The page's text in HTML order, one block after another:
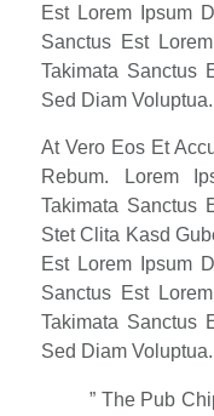
Est Lorem Ipsum
Sanctus Est
Takimata Sanctus
Sed Diam Voluptua.
At Vero Eos Et
Rebum. Lorem
Takimata Sanctus
Stet Clita Kasd
Est Lorem Ipsum
Sanctus Est
Takimata Sanctus
Sed Diam Voluptua.
” The Pub